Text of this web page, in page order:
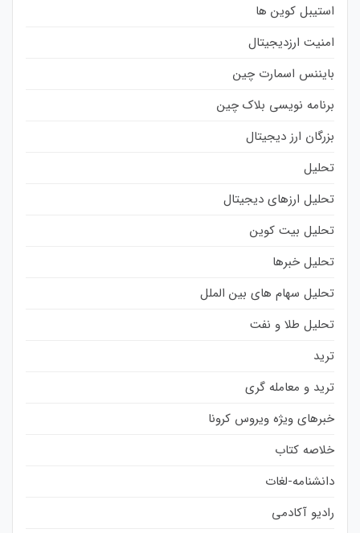
استیبل کوین ها
امنیت ارزدیجیتال
بایننس اسمارت چین
برنامه نویسی بلاک چین
بزرگان ارز دیجیتال
تحلیل
تحلیل ارزهای دیجیتال
تحلیل بیت کوین
تحلیل خبرها
تحلیل سهام های بین الملل
تحلیل طلا و نفت
ترید
ترید و معامله گری
خبرهای ویژه ویروس کرونا
خلاصه کتاب
دانشنامه-لغات
رادیو آکادمی